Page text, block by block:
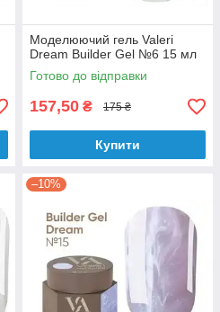
Моделюючий гель Valeri
Dream Builder Gel №6 15 мл
Готово до відправки
157,50 ₴ 175 ₴
Купити
–10%